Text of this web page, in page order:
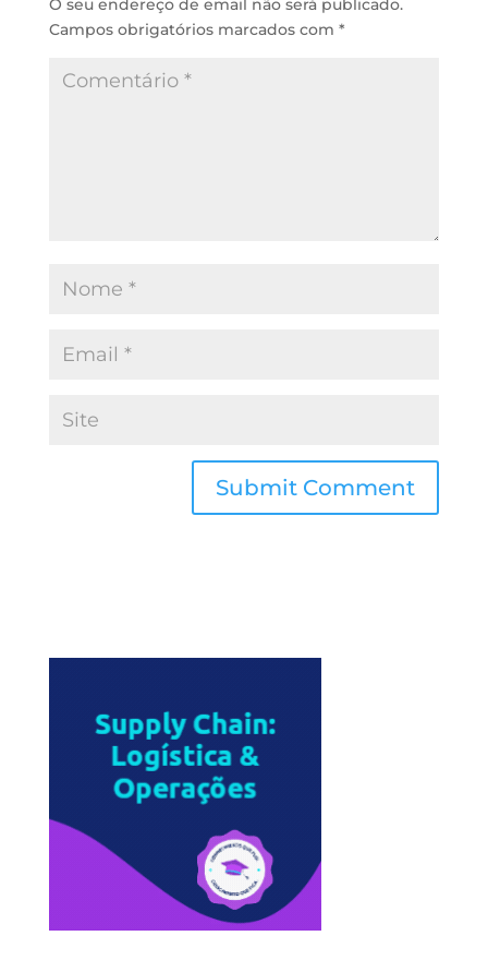
O seu endereço de email não será publicado.
Campos obrigatórios marcados com *